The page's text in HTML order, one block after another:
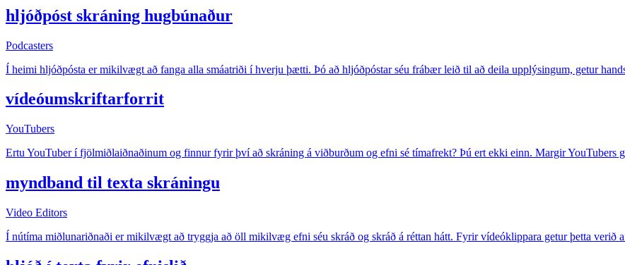
hljóðpóst skráning hugbúnaður
Podcasters
Í heimi hljóðpósta er mikilvægt að fanga alla smáatriði í hverju þætti. Þó að hljóðpóstar séu frábær leið til að deila upplýsingum, getur
vídeóumskriftarforrit
YouTubers
Ertu YouTuber í fjölmiðlaiðnaðinum og finnur fyrir því að skráning á viðburðum og efni sé tímafrekt? Þú ert ekki einn. Margir YouTubers
myndband til texta skráningu
Video Editors
Í nútíma miðlunariðnaði er mikilvægt að tryggja að öll mikilvæg efni séu skráð og skráð á réttan hátt. Fyrir vídeóklippara getur þetta verið